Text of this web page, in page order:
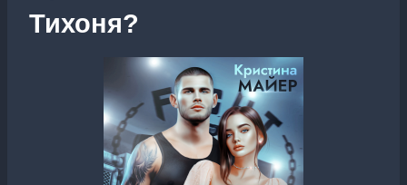
Тихоня?